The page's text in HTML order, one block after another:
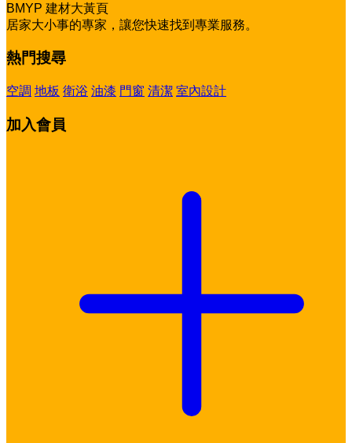
BMYP 建材大黃頁
居家大小事的專家，讓您快速找到專業服務。
熱門搜尋
空調 地板 衛浴 油漆 門窗 清潔 室內設計
加入會員